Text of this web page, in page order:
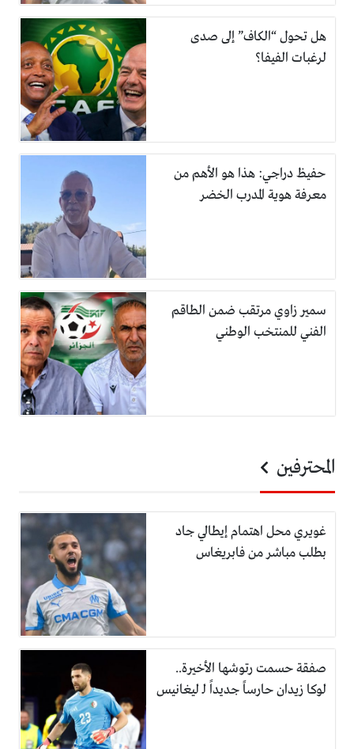
هل تحول “الكاف” إلى صدى
لرغبات الفيفا؟
حفيظ دراجي: هذا هو الأهم من
معرفة هوية المدرب الخضر
سمير زاوي مرتقب ضمن الطاقم
الفني للمنتخب الوطني
المحترفين
غويري محل اهتمام إيطالي جاد
بطلب مباشر من فابريغاس
صفقة حسمت رتوشها الأخيرة..
لوكا زيدان حارساً جديداً لـ ليغانيس